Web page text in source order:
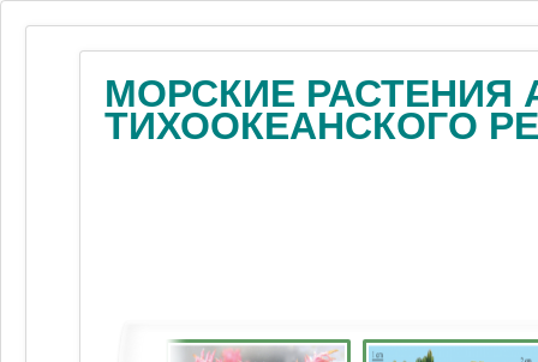
МОРСКИЕ РАСТЕНИЯ
ТИХООКЕАНСКОГО